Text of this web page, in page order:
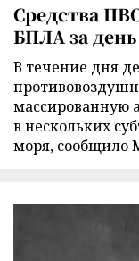
Средства
БПЛА за день
В течение дня
массированную
в нескольких
моря, сообщило